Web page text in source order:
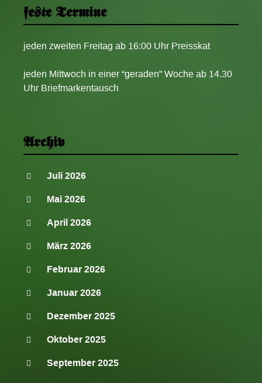
feste Termine
jeden zweiten Freitag ab 16:00 Uhr Preisskat
jeden Mittwoch in einer “geraden” Woche ab 14.30
Uhr Briefmarkentausch
Archiv
Juli 2026
Mai 2026
April 2026
März 2026
Februar 2026
Januar 2026
Dezember 2025
Oktober 2025
September 2025